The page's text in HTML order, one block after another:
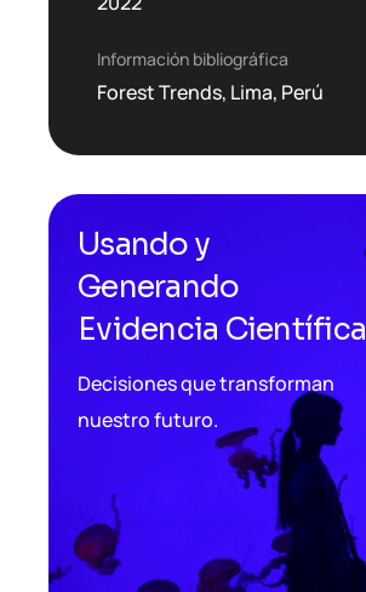
Información bibliográfica
Forest Trends, Lima, Perú
Usando y
Generando
Evidencia Científica
Decisiones que transforman
nuestro futuro.